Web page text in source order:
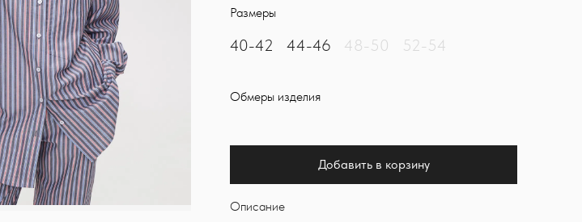
Размеры
40-42 44-46 48-50 52-54
Обмеры изделия
Добавить в корзину
Описание